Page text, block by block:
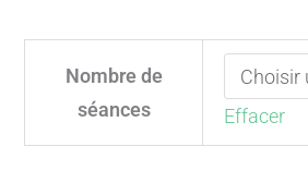
Nombre de
séances
Effacer
quantité